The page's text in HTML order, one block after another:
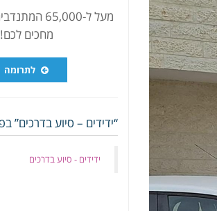
מעל ל-65,000
מחכים לכם!
לתרומה
“ידידים – סיוע בדרכים”
‏ידידים - סיוע בדרכים